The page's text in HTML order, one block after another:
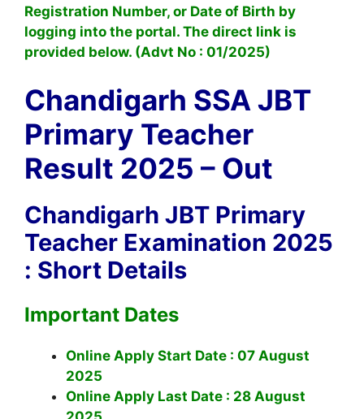
Registration Number, or Date of Birth by
logging into the portal. The direct link is
provided below. (Advt No : 01/2025)
Chandigarh SSA JBT
Primary Teacher
Result 2025 – Out
Chandigarh JBT Primary
Teacher Examination 2025
: Short Details
Important Dates
Online Apply Start Date : 07 August
2025
Online Apply Last Date : 28 August